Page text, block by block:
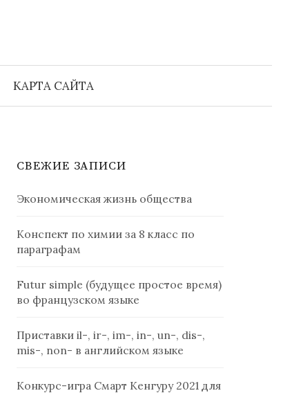
КАРТА САЙТА
Найти:
СВЕЖИЕ ЗАПИСИ
Экономическая жизнь общества
Конспект по химии за 8 класс по
параграфам
Futur simple (будущее простое время)
во французском языке
Приставки il-, ir-, im-, in-, un-, dis-,
mis-, non- в английском языке
Конкурс-игра Смарт Кенгуру 2021 для